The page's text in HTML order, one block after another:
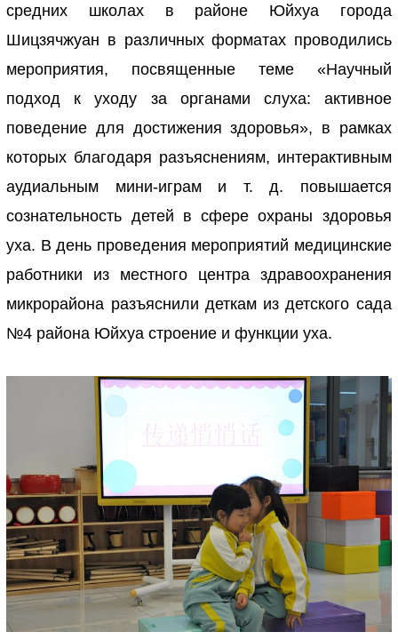
средних школах в районе Юйхуа города
Шицзячжуан в различных форматах проводились
мероприятия, посвященные теме «Научный
подход к уходу за органами слуха: активное
поведение для достижения здоровья», в рамках
которых благодаря разъяснениям, интерактивным
аудиальным мини-играм и т. д. повышается
сознательность детей в сфере охраны здоровья
уха. В день проведения мероприятий медицинские
работники из местного центра здравоохранения
микрорайона разъяснили деткам из детского сада
№4 района Юйхуа строение и функции уха.